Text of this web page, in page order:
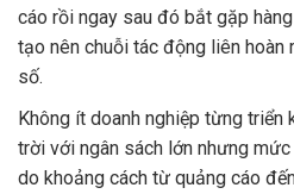
cáo rồi ngay sau đó bắt gặp
tạo nên chuỗi tác động liên hoàn
số.
Không ít doanh nghiệp từng triển
trời với ngân sách lớn nhưng
do khoảng cách từ quảng cáo